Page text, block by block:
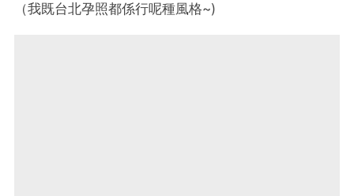
（我既台北孕照都係行呢種風格~)